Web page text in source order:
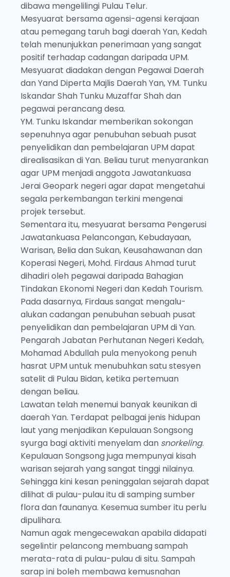
dibawa mengelilingi Pulau Telur.
Mesyuarat bersama agensi-agensi kerajaan
atau pemegang taruh bagi daerah Yan, Kedah
telah menunjukkan penerimaan yang sangat
positif terhadap cadangan daripada UPM.
Mesyuarat diadakan dengan Pegawai Daerah
dan Yand Diperta Majlis Daerah Yan, YM. Tunku
Iskandar Shah Tunku Muzaffar Shah dan
pegawai perancang desa.
YM. Tunku Iskandar memberikan sokongan
sepenuhnya agar penubuhan sebuah pusat
penyelidikan dan pembelajaran UPM dapat
direalisasikan di Yan. Beliau turut menyarankan
agar UPM menjadi anggota Jawatankuasa
Jerai Geopark negeri agar dapat mengetahui
segala perkembangan terkini mengenai
projek tersebut.
Sementara itu, mesyuarat bersama Pengerusi
Jawatankuasa Pelancongan, Kebudayaan,
Warisan, Belia dan Sukan, Keusahawanan dan
Koperasi Negeri, Mohd. Firdaus Ahmad turut
dihadiri oleh pegawai daripada Bahagian
Tindakan Ekonomi Negeri dan Kedah Tourism.
Pada dasarnya, Firdaus sangat mengalu-
alukan cadangan penubuhan sebuah pusat
penyelidikan dan pembelajaran UPM di Yan.
Pengarah Jabatan Perhutanan Negeri Kedah,
Mohamad Abdullah pula menyokong penuh
hasrat UPM untuk menubuhkan satu stesyen
satelit di Pulau Bidan, ketika pertemuan
dengan beliau.
Lawatan telah menemui banyak keunikan di
daerah Yan. Terdapat pelbagai jenis hidupan
laut yang menjadikan Kepulauan Songsong
syurga bagi aktiviti menyelam dan snorkeling.
Kepulauan Songsong juga mempunyai kisah
warisan sejarah yang sangat tinggi nilainya.
Sehingga kini kesan peninggalan sejarah dapat
dilihat di pulau-pulau itu di samping sumber
flora dan faunanya. Kesemua sumber itu perlu
dipulihara.
Namun agak mengecewakan apabila didapati
segelintir pelancong membuang sampah
merata-rata di pulau-pulau di situ. Sampah
sarap ini boleh membawa kemusnahan